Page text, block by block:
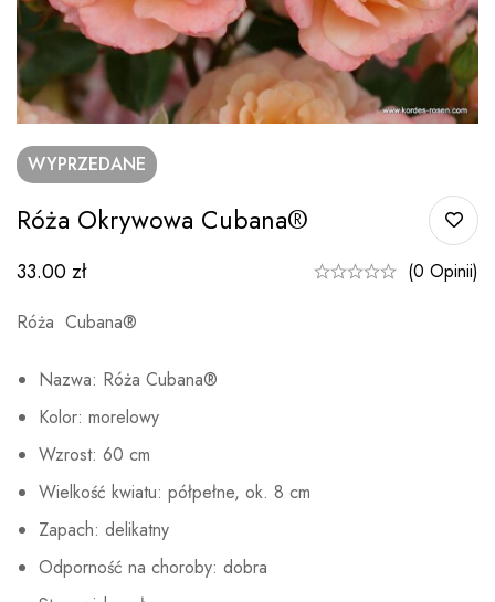
WYPRZEDANE
Róża Okrywowa Cubana®
33.00zł
(0 Opinii)
Róża Cubana®
Nazwa: Róża Cubana®
Kolor: morelowy
Wzrost: 60 cm
Wielkość kwiatu: półpełne, ok. 8 cm
Zapach: delikatny
Odporność na choroby: dobra